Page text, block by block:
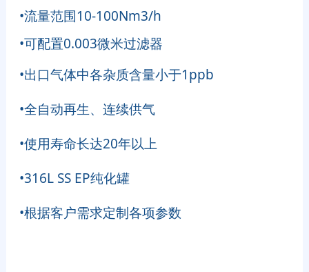
•流量范围10-100Nm3/h
•可配置0.003微米过滤器
•出口气体中各杂质含量小于1ppb
•全自动再生、连续供气
•使用寿命长达20年以上
•316L SS EP纯化罐
•根据客户需求定制各项参数